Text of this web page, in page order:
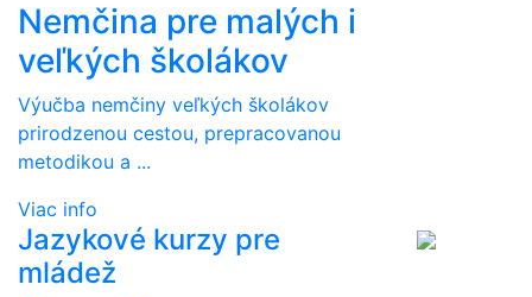
Nemčina pre malých i
veľkých školákov
Výučba nemčiny veľkých školákov
prirodzenou cestou, prepracovanou
metodikou a ...
Viac info
Jazykové kurzy pre
mládež